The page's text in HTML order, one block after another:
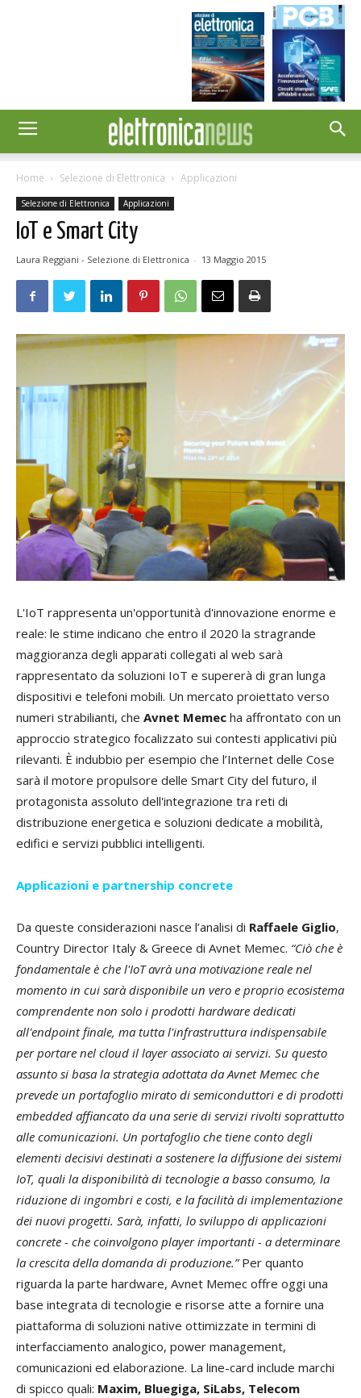
Home Selezione di Elettronica Applicazioni
Selezione di Elettronica Applicazioni
IoT e Smart City
Laura Reggiani - Selezione di Elettronica - 13 Maggio 2015
L'IoT rappresenta un'opportunità d'innovazione enorme e
reale: le stime indicano che entro il 2020 la stragrande
maggioranza degli apparati collegati al web sarà
rappresentato da soluzioni IoT e supererà di gran lunga
dispositivi e telefoni mobili. Un mercato proiettato verso
numeri strabilianti, che Avnet Memec ha affrontato con un
approccio strategico focalizzato sui contesti applicativi più
rilevanti. È indubbio per esempio che l’Internet delle Cose
sarà il motore propulsore delle Smart City del futuro, il
protagonista assoluto dell'integrazione tra reti di
distribuzione energetica e soluzioni dedicate a mobilità,
edifici e servizi pubblici intelligenti.
Applicazioni e partnership concrete
Da queste considerazioni nasce l’analisi di Raffaele Giglio,
Country Director Italy & Greece di Avnet Memec. “Ciò che è
fondamentale è che l'IoT avrà una motivazione reale nel
momento in cui sarà disponibile un vero e proprio ecosistema
comprendente non solo i prodotti hardware dedicati
all'endpoint finale, ma tutta l'infrastruttura indispensabile
per portare nel cloud il layer associato ai servizi. Su questo
assunto si basa la strategia adottata da Avnet Memec che
prevede un portafoglio mirato di semiconduttori e di prodotti
embedded affiancato da una serie di servizi rivolti soprattutto
alle comunicazioni. Un portafoglio che tiene conto degli
elementi decisivi destinati a sostenere la diffusione dei sistemi
IoT, quali la disponibilità di tecnologie a basso consumo, la
riduzione di ingombri e costi, e la facilità di implementazione
dei nuovi progetti. Sarà, infatti, lo sviluppo di applicazioni
concrete - che coinvolgono player importanti - a determinare
la crescita della domanda di produzione.”Per quanto
riguarda la parte hardware, Avnet Memec offre oggi una
base integrata di tecnologie e risorse atte a fornire una
piattaforma di soluzioni native ottimizzate in termini di
interfacciamento analogico, power management,
comunicazioni ed elaborazione. La line-card include marchi
di spicco quali: Maxim, Bluegiga, SiLabs, Telecom